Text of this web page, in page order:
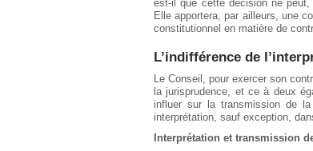
est-il que cette décision ne
Elle apportera, par ailleurs, une
constitutionnel en matière de
L’indifférence de
Le Conseil, pour exercer son
la jurisprudence, et ce à deux
influer sur la transmission de
interprétation, sauf exception,
Interprétation et transmission